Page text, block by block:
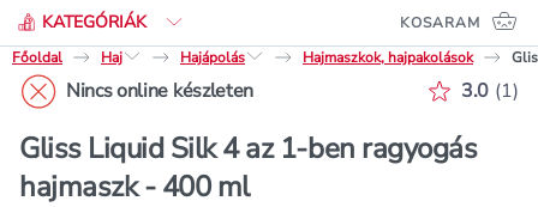
KATEGÓRIÁK
KOSARAM
Főoldal
Haj Hajápolás Hajmaszkok, hajpakolások
Nincs online készleten 3.0 (1)
Gliss Liquid Silk 4 az 1-ben ragyogás
hajmaszk - 400 ml